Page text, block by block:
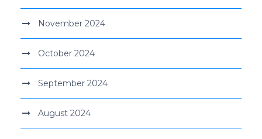
November 2024
October 2024
September 2024
August 2024